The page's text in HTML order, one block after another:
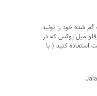
گم شده خود را تولید
میل پوکس که در
استفاده کنید ( با